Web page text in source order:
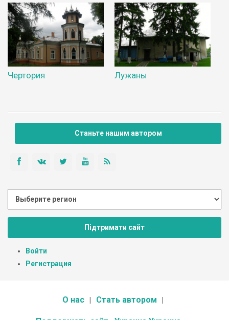
Чертория Лужаны
Станьте нашим автором
Підтримати сайт
Войти
Регистрация
О нас Стать автором